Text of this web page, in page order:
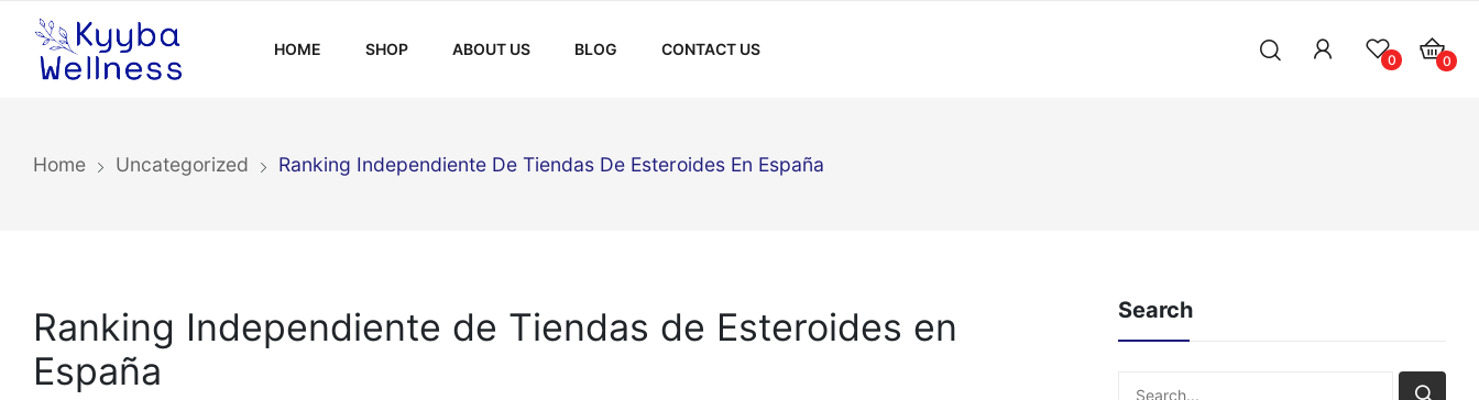
HOME SHOP ABOUT US BLOG CONTACT US
0 0
Home Uncategorized Ranking Independiente De Tiendas De Esteroides En España
Ranking Independiente de Tiendas de Esteroides en
España
Search
Search